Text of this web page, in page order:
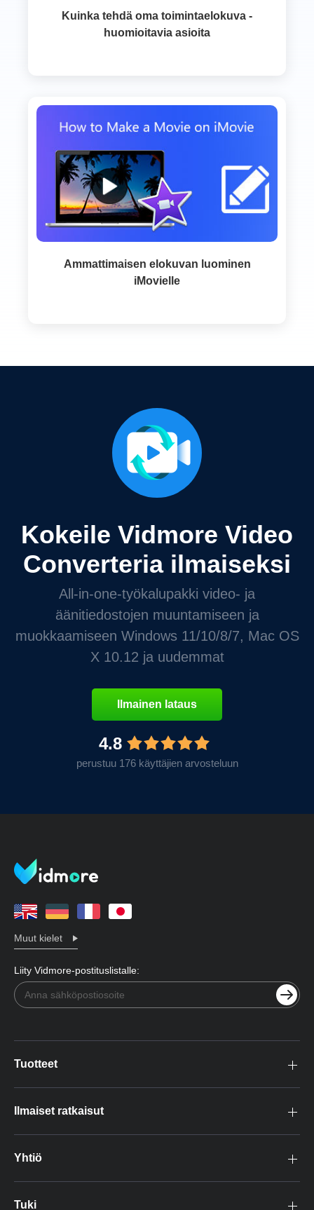
Kuinka tehdä oma toimintaelokuva -
huomioitavia asioita
Ammattimaisen elokuvan luominen
iMovielle
Kokeile Vidmore Video
Converteria ilmaiseksi
All-in-one-työkalupakki video- ja
äänitiedostojen muuntamiseen ja
muokkaamiseen Windows 11/10/8/7, Mac OS
X 10.12 ja uudemmat
Ilmainen lataus
4.8
perustuu 176 käyttäjien arvosteluun
Muut kielet
Liity Vidmore-postituslistalle:
Tuotteet
Ilmaiset ratkaisut
Yhtiö
Tuki